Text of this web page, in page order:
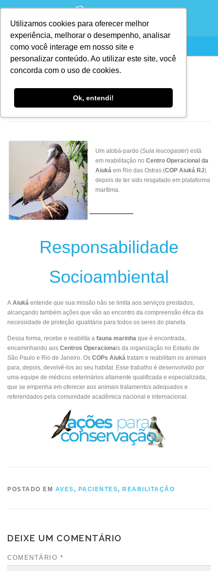
Utilizamos cookies para oferecer melhor
experiência, melhorar o desempenho, analisar
como você interage em nosso site e
personalizar conteúdo. Ao utilizar este site, você
concorda com o uso de cookies.
Ok, entendi!
Paciente: Atobá-pardo
25/01/2021POR
Um atobá-pardo (Sula leucogaster) está
em reabilitação noCentro Operacional da
Aiuká em Rio das Ostras (COP Aiuká RJ)
depois de ter sido resgatado em plataforma
marítima.
Responsabilidade
Socioambiental
A Aiuká entende que sua missão não se limita aos serviços prestados,
alcançando também ações que vão ao encontro da compreensão ética da
necessidade de proteção igualitária para todos os seres do planeta.
Dessa forma, recebe e reabilita a fauna marinha que é encontrada,
encaminhando aos Centros Operacionais da organização no Estado de
São Paulo e Rio de Janeiro. Os COPs Aiuká tratam e reabilitam os animais
para, depois, devolvê-los ao seu habitat. Esse trabalho é desenvolvido por
uma equipe de médicos veterinários altamente qualificada e especializada,
que se empenha em oferecer aos animais tratamentos adequados e
referendados pela comunidade acadêmica nacional e internacional.
POSTADO EM AVES , PACIENTES, REABILITAÇÃO
DEIXE UM COMENTÁRIO
COMENTÁRIO *